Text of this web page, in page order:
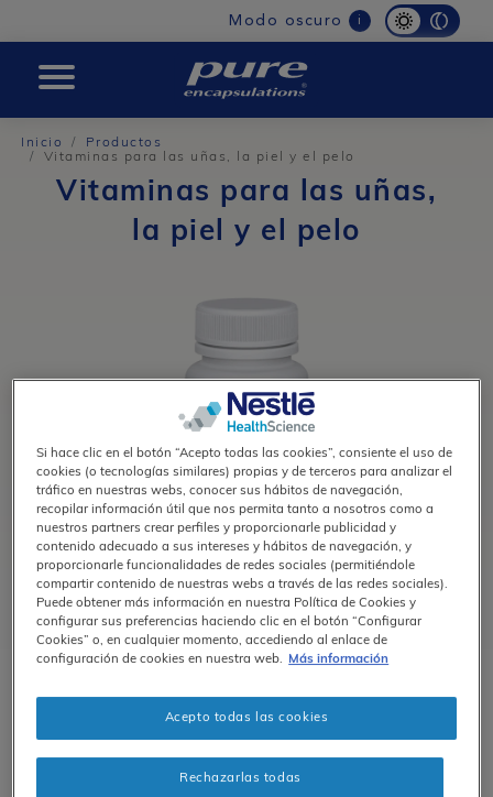
navigation
Modo oscuro i
Pure
Inicio
Productos
Vitaminas para las uñas, la piel y el pelo
Vitaminas para las uñas,
la piel y el pelo
SKU#:P3HH26ES
Código Nacional: 195997.3
Si hace clic en el botón “Acepto todas las cookies”, consiente el uso de
cookies (o tecnologías similares) propias y de terceros para analizar el
tráfico en nuestras webs, conocer sus hábitos de navegación,
recopilar información útil que nos permita tanto a nosotros como a
nuestros partners crear perfiles y proporcionarle publicidad y
contenido adecuado a sus intereses y hábitos de navegación, y
proporcionarle funcionalidades de redes sociales (permitiéndole
compartir contenido de nuestras webs a través de las redes sociales).
Puede obtener más información en nuestra Política de Cookies y
configurar sus preferencias haciendo clic en el botón “Configurar
Cookies” o, en cualquier momento, accediendo al enlace de
configuración de cookies en nuestra web.
Más información
Rechazarlas todas
Acepto todas las cookies